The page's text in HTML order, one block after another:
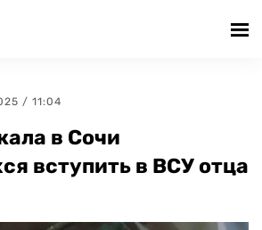
/ 11:04
в Сочи
вступить в ВСУ отца